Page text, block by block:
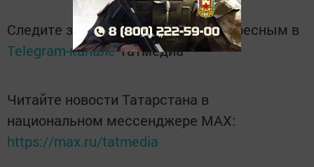
Следите за самым важным и интересным в
Telegram-каналеТатмедиа
Читайте новости Татарстана в
национальном мессенджере MАХ:
https://max.ru/tatmedia